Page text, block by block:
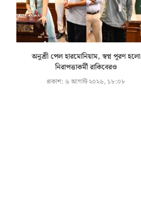
অনুশ্রী পেল হারমোনিয়াম, স্বপ্ন পূরণ হলো
নিরাপত্তাকর্মী রাকিবেরও
প্রকাশ: ৬ আগস্ট ২০২৬, ১৮:০৮